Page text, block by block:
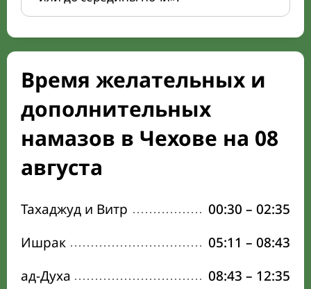
Время желательных и
дополнительных
намазов в Чехове на 08
августа
Тахаджуд и Витр 00:30 – 02:35
Ишрак
05:11 – 08:43
ад-Духа
08:43 – 12:35